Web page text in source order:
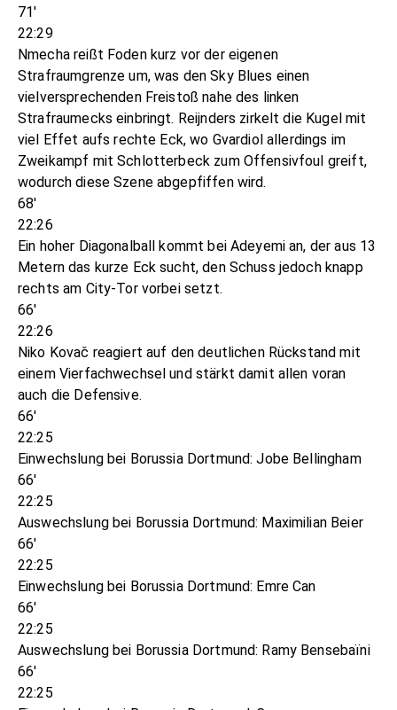
71'
22:29
Nmecha reißt Foden kurz vor der eigenen
Strafraumgrenze um, was den Sky Blues einen
vielversprechenden Freistoß nahe des linken
Strafraumecks einbringt. Reijnders zirkelt die Kugel mit
viel Effet aufs rechte Eck, wo Gvardiol allerdings im
Zweikampf mit Schlotterbeck zum Offensivfoul greift,
wodurch diese Szene abgepfiffen wird.
68'
22:26
Ein hoher Diagonalball kommt bei Adeyemi an, der aus 13
Metern das kurze Eck sucht, den Schuss jedoch knapp
rechts am City-Tor vorbei setzt.
66'
22:26
Niko Kovač reagiert auf den deutlichen Rückstand mit
einem Vierfachwechsel und stärkt damit allen voran
auch die Defensive.
66'
22:25
Einwechslung bei Borussia Dortmund: Jobe Bellingham
66'
22:25
Auswechslung bei Borussia Dortmund: Maximilian Beier
66'
22:25
Einwechslung bei Borussia Dortmund: Emre Can
66'
22:25
Auswechslung bei Borussia Dortmund: Ramy Bensebaïni
66'
22:25